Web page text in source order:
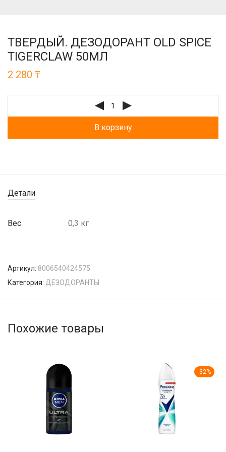
ТВЕРДЫЙ. ДЕЗОДОРАНТ OLD SPICE
TIGERCLAW 50МЛ
2 280 ₸
В корзину
Детали
Вес 0,3 кг
Артикул: 8006540424575
Категория: ДЕЗОДОРАНТЫ
Похожие товары
-32%